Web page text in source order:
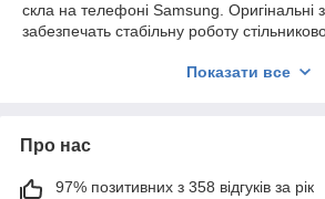
скла на телефоні Samsung. Оригінальні
забезпечать стабільну роботу
Весь асортимент нашої компанії є
Показати все
Про нас
97% позитивних з 358 відгуків за рік